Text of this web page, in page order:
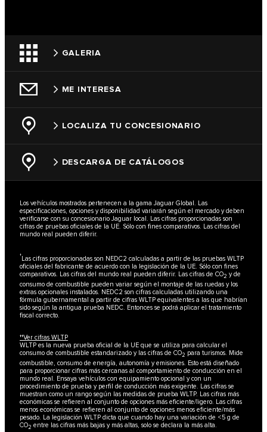
GALERIA
ME INTERESA
LOCALIZA TU CONCESIONARIO
DESCARGA DE CATÁLOGOS
Los vehículos mostrados pertenecen a la gama Jaguar Global. Las
especificaciones, opciones y disponibilidad variarán según el mercado y deben
verificarse con su concesionario Jaguar local. Las cifras proporcionadas son
cifras de pruebas oficiales de la UE. Sólo con fines comparativos. Las cifras del
mundo real pueden diferir.
†Las cifras proporcionadas son NEDC2 calculadas a partir de las pruebas WLTP
oficiales del fabricante de acuerdo con la legislación de la UE. Sólo con fines
comparativos. Las cifras del mundo real pueden diferir. Las cifras de CO2 y de
consumo de combustible pueden variar según el montaje de las ruedas y los
extras opcionales instalados. NEDC2 son cifras calculadas utilizando una
fórmula gubernamental a partir de cifras WLTP equivalentes a las que habrían
sido según la antigua prueba NEDC. Entonces se podrá aplicar el tratamiento
fiscal correcto.
††Ver cifras WLTP
WLTP es la nueva prueba oficial de la UE que se utiliza para calcular el
consumo de combustible estandarizado y las cifras de CO2 para turismos. Mide
combustible, consumo de energía, autonomía y emisiones. Esto está diseñado
para proporcionar cifras más cercanas al comportamiento de conducción en el
mundo real. Ensaya vehículos con equipamiento opcional y con un
procedimiento de prueba y perfil de conducción más exigente. Las cifras se
muestran como un rango según las medidas de prueba WLTP. Las cifras más
económicas se refieren al conjunto de opciones más eficiente/ligero. Las cifras
menos económicas se refieren al conjunto de opciones menos eficiente/más
pesado. La legislación WLTP dicta que cuando hay una variación de <5 g de
CO2 entre las cifras más bajas y más altas, solo se declara la más alta.